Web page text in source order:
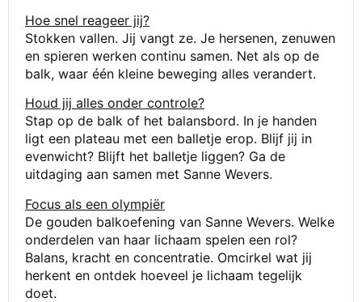
Hoe snel reageer jij?
Stokken vallen. Jij vangt ze. Je hersenen, zenuwen
en spieren werken continu samen. Net als op de
balk, waar één kleine beweging alles verandert.
Houd jij alles onder controle?
Stap op de balk of het balansbord. In je handen
ligt een plateau met een balletje erop. Blijf jij in
evenwicht? Blijft het balletje liggen? Ga de
uitdaging aan samen met Sanne Wevers.
Focus als een olympiër
De gouden balkoefening van Sanne Wevers. Welke
onderdelen van haar lichaam spelen een rol?
Balans, kracht en concentratie. Omcirkel wat jij
herkent en ontdek hoeveel je lichaam tegelijk
doet.